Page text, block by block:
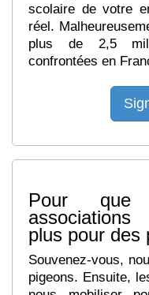
scolaire de votre
réel.
plus de 2,5
confrontées en
Pour que
plus pour des
Souvenez-vous,
pigeons. Ensuite,